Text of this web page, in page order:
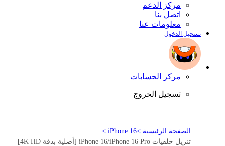
مركز الدعم
اتصل بنا
معلومات عنا
تسجيل الدخول
مركز الحسابات
تسجيل الخروج
الصفحة الرئيسية >iPhone 16 >
تنزيل خلفيات iPhone 16/iPhone 16 Pro [أصلية بدقة 4K HD]